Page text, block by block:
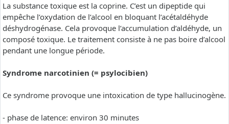
La substance toxique est la coprine. C’est un dipeptide qui
empêche l’oxydation de l’alcool en bloquant l’acétaldéhyde
déshydrogénase. Cela provoque l’accumulation d’aldéhyde, un
composé toxique. Le traitement consiste à ne pas boire d’alcool
pendant une longue période.
Syndrome narcotinien (= psylocibien)
Ce syndrome provoque une intoxication de type hallucinogène.
- phase de latence: environ 30 minutes